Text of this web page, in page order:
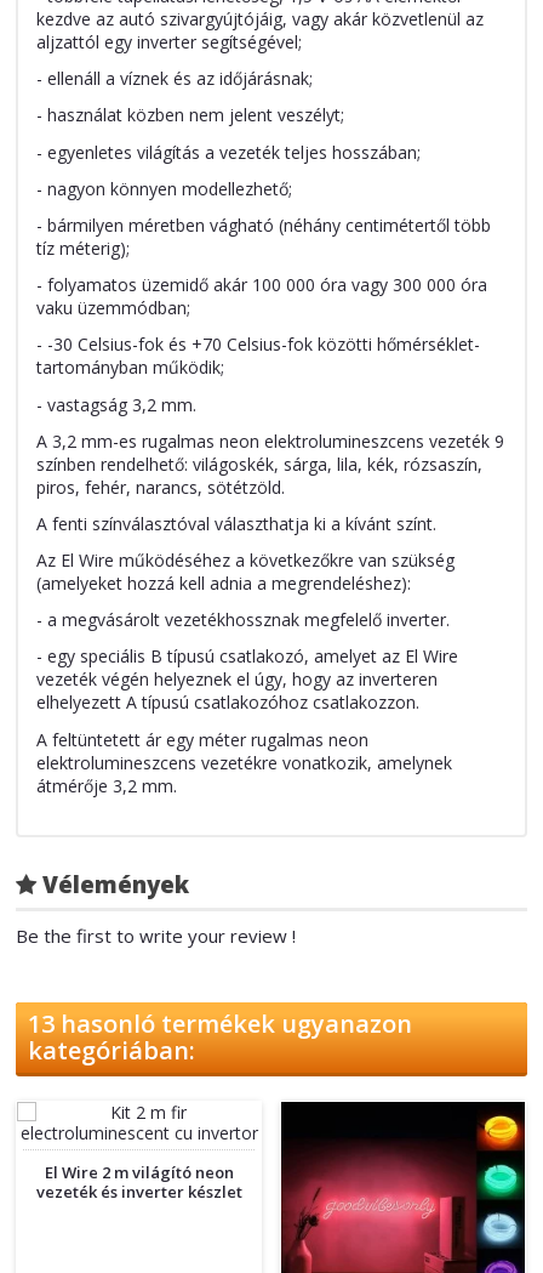
kezdve az autó szivargyújtójáig, vagy akár közvetlenül az
aljzattól egy inverter segítségével;
- ellenáll a víznek és az időjárásnak;
- használat közben nem jelent veszélyt;
- egyenletes világítás a vezeték teljes hosszában;
- nagyon könnyen modellezhető;
- bármilyen méretben vágható (néhány centimétertől több
tíz méterig);
- folyamatos üzemidő akár 100 000 óra vagy 300 000 óra
vaku üzemmódban;
- -30 Celsius-fok és +70 Celsius-fok közötti hőmérséklet-
tartományban működik;
- vastagság 3,2 mm.
A 3,2 mm-es rugalmas neon elektrolumineszcens vezeték 9
színben rendelhető: világoskék, sárga, lila, kék, rózsaszín,
piros, fehér, narancs, sötétzöld.
A fenti színválasztóval választhatja ki a kívánt színt.
Az El Wire működéséhez a következőkre van szükség
(amelyeket hozzá kell adnia a megrendeléshez):
- a megvásárolt vezetékhossznak megfelelő inverter.
- egy speciális B típusú csatlakozó, amelyet az El Wire
vezeték végén helyeznek el úgy, hogy az inverteren
elhelyezett A típusú csatlakozóhoz csatlakozzon.
A feltüntetett ár egy méter rugalmas neon
elektrolumineszcens vezetékre vonatkozik, amelynek
átmérője 3,2 mm.
Vélemények
Be the first to write your review !
13 hasonló termékek ugyanazon
kategóriában:
El Wire 2 m világító neon
vezeték és inverter készlet